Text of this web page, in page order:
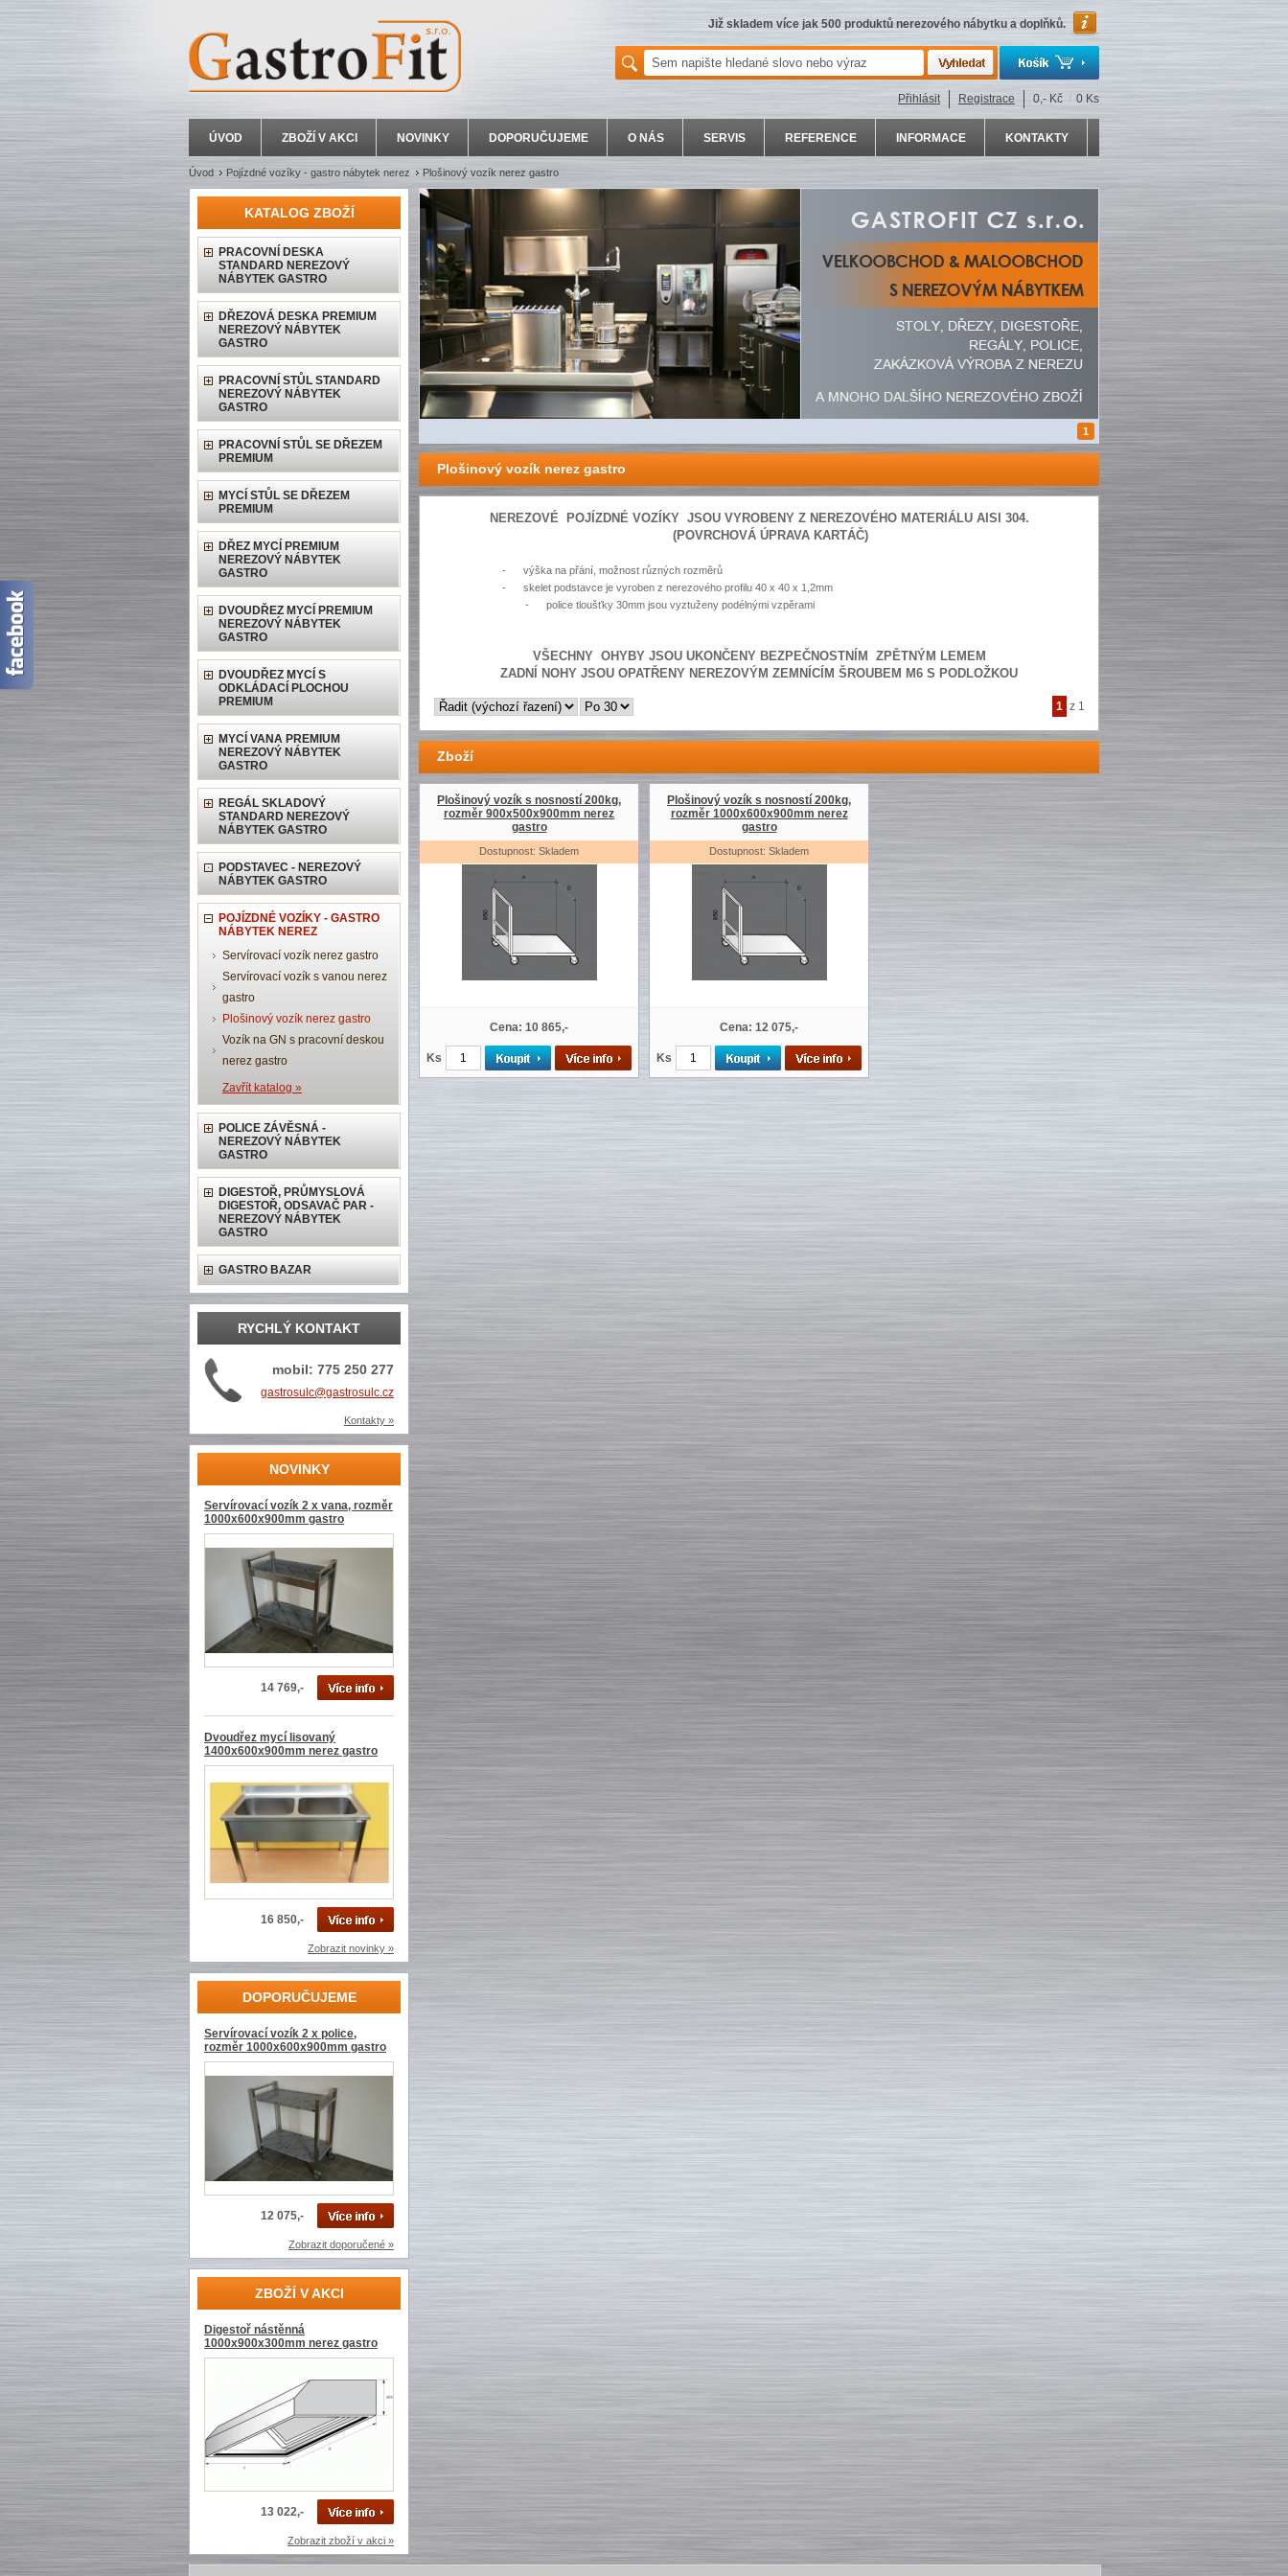
Již skladem více jak 500 produktů nerezového nábytku a doplňků.
Přihlásit Registrace 0,- Kč / 0 Ks
ÚVOD ZBOŽÍ V AKCI NOVINKY DOPORUČUJEME O NÁS SERVIS REFERENCE INFORMACE KONTAKTY
Úvod Pojízdné vozíky - gastro nábytek nerez Plošinový vozík nerez gastro
KATALOG ZBOŽÍ
PRACOVNÍ DESKA
STANDARD NEREZOVÝ
NÁBYTEK GASTRO
DŘEZOVÁ DESKA PREMIUM
NEREZOVÝ NÁBYTEK
GASTRO
PRACOVNÍ STŮL STANDARD
NEREZOVÝ NÁBYTEK
GASTRO
PRACOVNÍ STŮL SE DŘEZEM
PREMIUM
MYCÍ STŮL SE DŘEZEM
PREMIUM
DŘEZ MYCÍ PREMIUM
NEREZOVÝ NÁBYTEK
GASTRO
DVOUDŘEZ MYCÍ PREMIUM
NEREZOVÝ NÁBYTEK
GASTRO
DVOUDŘEZ MYCÍ S
ODKLÁDACÍ PLOCHOU
PREMIUM
MYCÍ VANA PREMIUM
NEREZOVÝ NÁBYTEK
GASTRO
REGÁL SKLADOVÝ
STANDARD NEREZOVÝ
NÁBYTEK GASTRO
PODSTAVEC - NEREZOVÝ
NÁBYTEK GASTRO
POJÍZDNÉ VOZÍKY - GASTRO
NÁBYTEK NEREZ
Servírovací vozík nerez gastro
Servírovací vozík s vanou nerez
gastro
Plošinový vozík nerez gastro
Vozík na GN s pracovní deskou
nerez gastro
Zavřít katalog »
POLICE ZÁVĚSNÁ -
NEREZOVÝ NÁBYTEK
GASTRO
DIGESTOŘ, PRŮMYSLOVÁ
DIGESTOŘ, ODSAVAČ PAR -
NEREZOVÝ NÁBYTEK
GASTRO
GASTRO BAZAR
RYCHLÝ KONTAKT
mobil: 775 250 277
gastrosulc@gastrosulc.cz
Kontakty »
NOVINKY
Servírovací vozík 2 x vana, rozměr
1000x600x900mm gastro
14 769,-
Dvoudřez mycí lisovaný
1400x600x900mm nerez gastro
16 850,-
Zobrazit novinky »
DOPORUČUJEME
Servírovací vozík 2 x police,
rozměr 1000x600x900mm gastro
12 075,-
Zobrazit doporučené »
ZBOŽÍ V AKCI
Digestoř nástěnná
1000x900x300mm nerez gastro
13 022,-
Zobrazit zboží v akci »
1
Plošinový vozík nerez gastro
NEREZOVÉ
POJÍZDNÉ VOZÍKY JSOU VYROBENY Z NEREZOVÉHO MATERIÁLU AISI 304.
(POVRCHOVÁ ÚPRAVA KARTÁČ)
-
výška na přání, možnost různých rozměrů
-
skelet podstavce je vyroben z nerezového profilu 40 x 40 x 1,2mm
-
police tloušťky 30mm jsou vyztuženy podélnými vzpěrami
VŠECHNY OHYBY JSOU UKONČENY BEZPEČNOSTNÍM
ZPĚTNÝM LEMEM
ZADNÍ NOHY JSOU OPATŘENY NEREZOVÝM ZEMNÍCÍM ŠROUBEM M6 S PODLOŽKOU
Zboží
1 z 1
Plošinový vozík s nosností 200kg,
rozměr 900x500x900mm nerez
gastro
Dostupnost: Skladem
Cena: 10 865,-
Ks
Plošinový vozík s nosností 200kg,
rozměr 1000x600x900mm nerez
gastro
Dostupnost: Skladem
Cena: 12 075,-
Ks